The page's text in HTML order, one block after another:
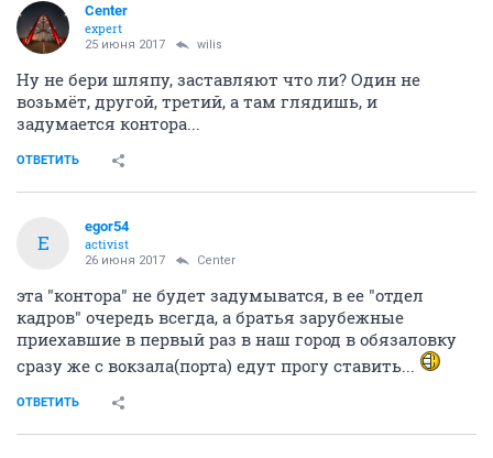
Center
expert
25 июня 2017 wilis
Ну не бери шляпу, заставляют что ли? Один не
возьмёт, другой, третий, а там глядишь, и
задумается контора...
ОТВЕТИТЬ
E
egor54
activist
26 июня 2017 Center
эта "контора" не будет задумыватся, в ее "отдел
кадров" очередь всегда, а братья зарубежные
приехавшие в первый раз в наш город в обязаловку
сразу же с вокзала(порта) едут прогу ставить...
ОТВЕТИТЬ